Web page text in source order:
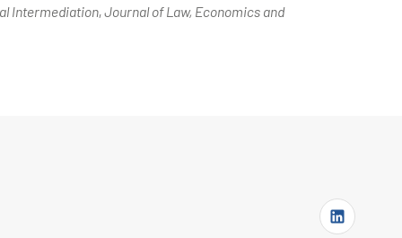
Intermediation,Journal of Law, Economics and